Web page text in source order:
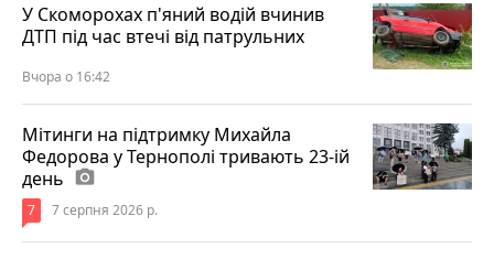
У Скоморохах п'яний водій вчинив
ДТП під час втечі від патрульних
Вчора о 16:42
Мітинги на підтримку Михайла
Федорова у Тернополі тривають 23-ій
день photo_camera
7 7 серпня 2026 р.